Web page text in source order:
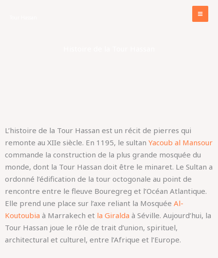
L’histoire de la Tour Hassan est un récit de pierres qui
remonte au XIIe siècle. En 1195, le sultan Yacoub al Mansour
commande la construction de la plus grande mosquée du
monde, dont la Tour Hassan doit être le minaret. Le Sultan a
ordonné l’édification de la tour octogonale au point de
rencontre entre le fleuve Bouregreg et l’Océan Atlantique.
Elle prend une place sur l’axe reliant la Mosquée Al-
Koutoubia à Marrakech et la Giralda à Séville. Aujourd’hui, la
Tour Hassan joue le rôle de trait d’union, spirituel,
architectural et culturel, entre l’Afrique et l’Europe.